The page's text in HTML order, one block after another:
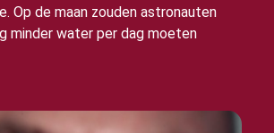
Op de maan zouden astronauten
minder water per dag moeten